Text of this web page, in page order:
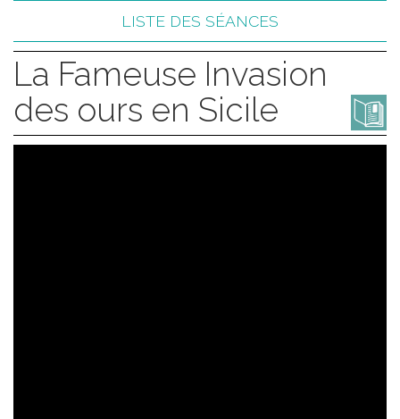
LISTE DES SÉANCES
La Fameuse Invasion
des ours en Sicile